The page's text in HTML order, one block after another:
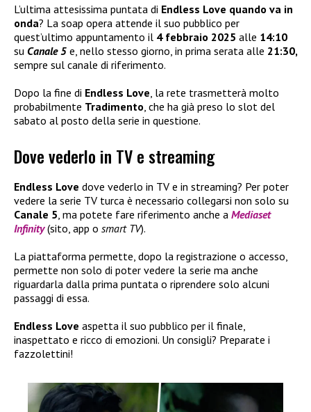
L’ultima attesissima puntata di Endless Love quando va in
onda? La soap opera attende il suo pubblico per
quest’ultimo appuntamento il 4 febbraio 2025 alle 14:10
su Canale 5 e, nello stesso giorno, in prima serata alle 21:30,
sempre sul canale di riferimento.
Dopo la fine di Endless Love, la rete trasmetterà molto
probabilmente Tradimento, che ha già preso lo slot del
sabato al posto della serie in questione.
Dove vederlo in TV e streaming
Endless Love dove vederlo in TV e in streaming? Per poter
vedere la serie TV turca è necessario collegarsi non solo su
Canale 5 , ma potete fare riferimento anche a Mediaset
Infinity(sito, app o smart TV).
La piattaforma permette, dopo la registrazione o accesso,
permette non solo di poter vedere la serie ma anche
riguardarla dalla prima puntata o riprendere solo alcuni
passaggi di essa.
Endless Love aspetta il suo pubblico per il finale,
inaspettato e ricco di emozioni. Un consigli? Preparate i
fazzolettini!